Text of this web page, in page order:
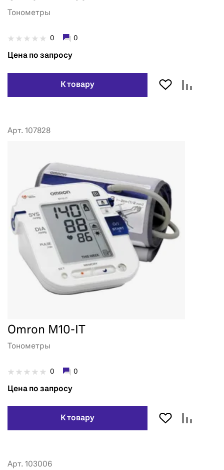
Тонометры
0 0
Цена по запросу
К товару
Арт. 107828
Omron M10-IT
Тонометры
0 0
Цена по запросу
К товару
Арт. 103006